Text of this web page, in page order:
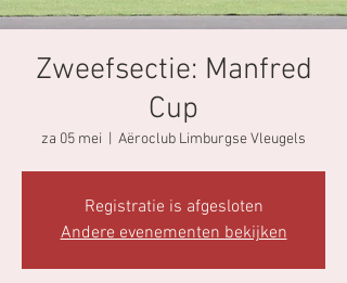
Zweefsectie: Manfred
Cup
za 05 mei Aëroclub Limburgse Vleugels
Registratie is afgesloten
Andere evenementen bekijken